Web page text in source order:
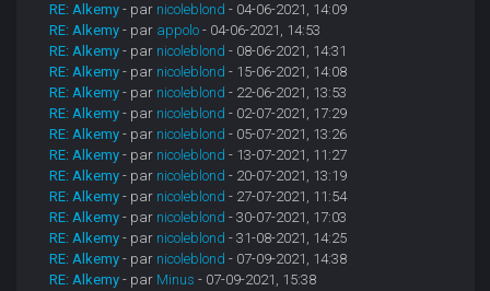
RE: Alkemy - par nicoleblond - 04-06-2021, 14:09
RE: Alkemy - par appolo - 04-06-2021, 14:53
RE: Alkemy - par nicoleblond - 08-06-2021, 14:31
RE: Alkemy - par nicoleblond - 15-06-2021, 14:08
RE: Alkemy - par nicoleblond - 22-06-2021, 13:53
RE: Alkemy - par nicoleblond - 02-07-2021, 17:29
RE: Alkemy - par nicoleblond - 05-07-2021, 13:26
RE: Alkemy - par nicoleblond - 13-07-2021, 11:27
RE: Alkemy - par nicoleblond - 20-07-2021, 13:19
RE: Alkemy - par nicoleblond - 27-07-2021, 11:54
RE: Alkemy - par nicoleblond - 30-07-2021, 17:03
RE: Alkemy - par nicoleblond - 31-08-2021, 14:25
RE: Alkemy - par nicoleblond - 07-09-2021, 14:38
RE: Alkemy - par Minus - 07-09-2021, 15:38